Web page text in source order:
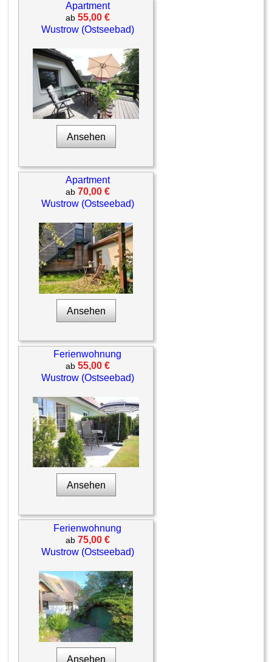
Apartment
ab 55,00 €
Wustrow (Ostseebad)
Ansehen
Apartment
ab 70,00 €
Wustrow (Ostseebad)
Ansehen
Ferienwohnung
ab 55,00 €
Wustrow (Ostseebad)
Ansehen
Ferienwohnung
ab 75,00 €
Wustrow (Ostseebad)
Ansehen